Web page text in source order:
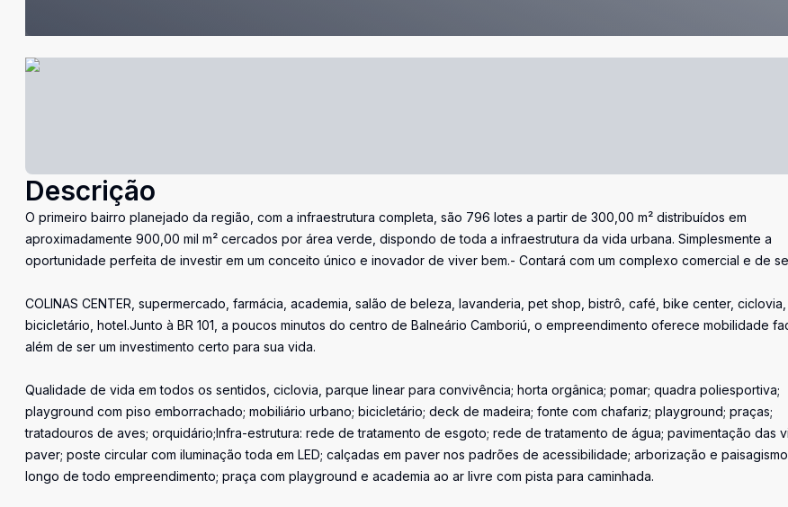
Descrição
O primeiro bairro planejado da região, com a infraestrutura completa, são 796 lotes a partir de 300,00 m² distribuídos em
aproximadamente 900,00 mil m² cercados por área verde, dispondo de toda a infraestrutura da vida urbana. Simplesmente a
oportunidade perfeita de investir em um conceito único e inovador de viver bem.- Contará com um complexo comercial e de
COLINAS CENTER, supermercado, farmácia, academia, salão de beleza, lavanderia, pet shop, bistrô, café, bike center, ciclovia,
bicicletário, hotel.Junto à BR 101, a poucos minutos do centro de Balneário Camboriú, o empreendimento oferece mobilidade
além de ser um investimento certo para sua vida.
Qualidade de vida em todos os sentidos, ciclovia, parque linear para convivência; horta orgânica; pomar; quadra poliesportiva;
playground com piso emborrachado; mobiliário urbano; bicicletário; deck de madeira; fonte com chafariz; playground; praças;
tratadouros de aves; orquidário;Infra-estrutura: rede de tratamento de esgoto; rede de tratamento de água; pavimentação das
paver; poste circular com iluminação toda em LED; calçadas em paver nos padrões de acessibilidade; arborização e
longo de todo empreendimento; praça com playground e academia ao ar livre com pista para caminhada.